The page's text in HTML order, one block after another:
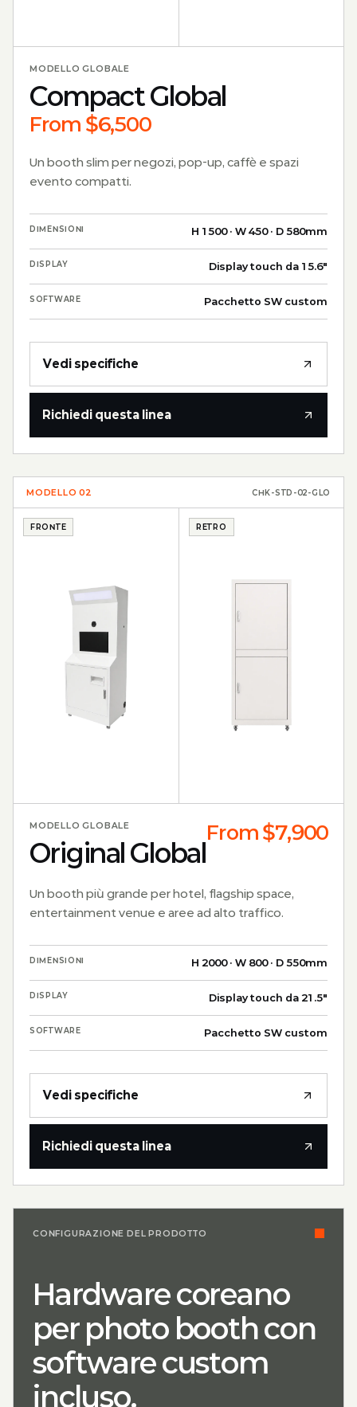
MODELLO GLOBALE
Compact Global
From $6,500
Un booth slim per negozi, pop-up, caffè e spazi
evento compatti.
DIMENSIONI H 1500 · W 450 · D 580mm
DISPLAY Display touch da 15.6"
SOFTWARE Pacchetto SW custom
Vedi specifiche
Richiedi questa linea
MODELLO 02 CHK-STD-02-GLO
FRONTE RETRO
MODELLO GLOBALE
Original Global
From $7,900
Un booth più grande per hotel, flagship space,
entertainment venue e aree ad alto traffico.
DIMENSIONI H 2000 · W 800 · D 550mm
DISPLAY Display touch da 21.5"
SOFTWARE Pacchetto SW custom
Vedi specifiche
Richiedi questa linea
CONFIGURAZIONE DEL PRODOTTO
Hardware coreano
per photo booth con
software custom
incluso.